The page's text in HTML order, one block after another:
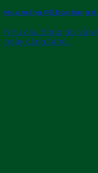
Mua màng PE bọc hàng
Nhu cầu đóng gói và
ngày càng tăng...